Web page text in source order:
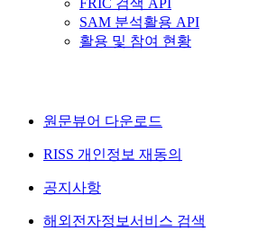
FRIC 검색 API
SAM 분석활용 API
활용 및 참여 현황
원문뷰어 다운로드
RISS 개인정보 재동의
공지사항
해외전자정보서비스 검색